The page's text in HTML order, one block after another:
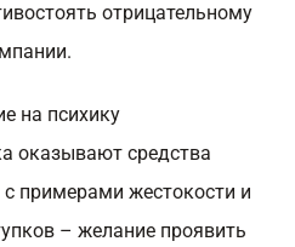
отрицательному
на психику
оказывают средства
примерами жестокости и
– желание проявить